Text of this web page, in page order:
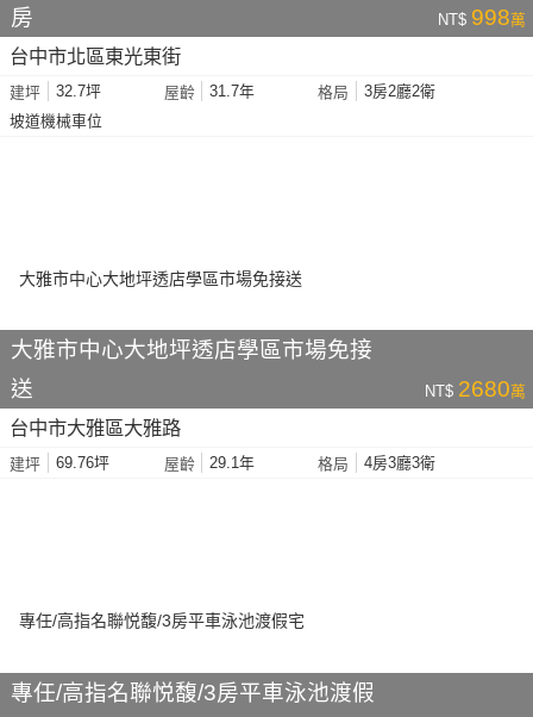
房
NT$ 998萬
台中市北區東光東街
建坪 32.7坪 屋齡 31.7年 格局
3房2廳2衛
坡道機械車位
大雅市中心大地坪透店學區市場免接
送
NT$ 2680萬
台中市大雅區大雅路
建坪 69.76坪 屋齡 29.1年 格局 4房3廳3衛
專任/高指名聯悦馥/3房平車泳池渡假